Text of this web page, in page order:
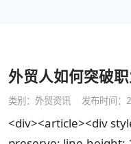
外贸人如何突破
类别： 外贸资讯 发布时间：
<div><article><div